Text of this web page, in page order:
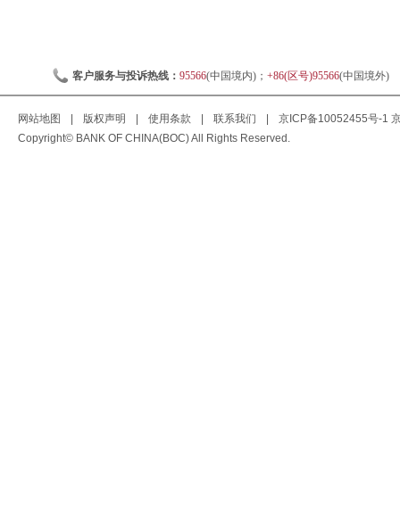
客户服务与投诉热线： 95566(中国境内)； +86(区号)95566(中国境外)
网站地图 版权声明 使用条款 联系我们 京ICP备10052455号-1
Copyright© BANK OF CHINA(BOC) All Rights Reserved.